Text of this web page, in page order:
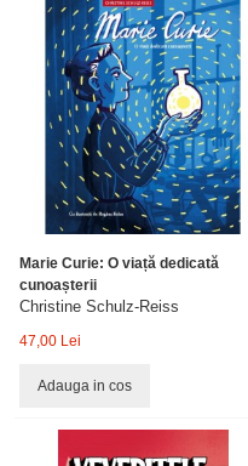
Marie Curie: O viață dedicată
cunoașterii
Christine Schulz-Reiss
47,00 Lei
Adauga in cos